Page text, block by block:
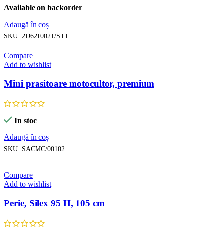
Available on backorder
Adaugă în coș
SKU: 2D6210021/ST1
Compare
Add to wishlist
Mini prasitoare motocultor, premium
In stoc
Adaugă în coș
SKU: SACMC/00102
Compare
Add to wishlist
Perie, Silex 95 H, 105 cm